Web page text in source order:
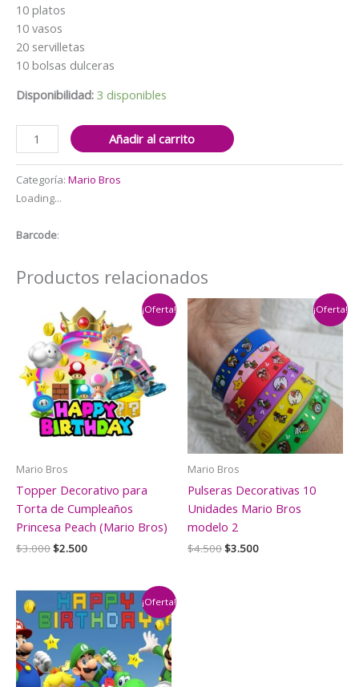
10 platos
10 vasos
20 servilletas
10 bolsas dulceras
Disponibilidad: 3 disponibles
Cotillón
Decorativo
Cumpleaños
Mario
Bross
Añadir al carrito
Categoría: Mario Bros
Loading...
Barcode:
Productos relacionados
¡Oferta!
Mario Bros
Topper Decorativo para
Torta de Cumpleaños
Princesa Peach (Mario Bros)
$3.000El
era:
$3.000.
$2.500El
es:
$2.500.
¡Oferta!
Mario Bros
Pulseras Decorativas 10
Unidades Mario Bros
modelo 2
$4.500El
$3.500El
¡Oferta!